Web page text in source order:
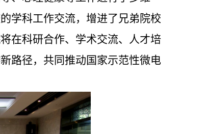
学科工作交流，增进了兄弟院校
在科研合作、学术交流、人才培
路径，共同推动国家示范性微电